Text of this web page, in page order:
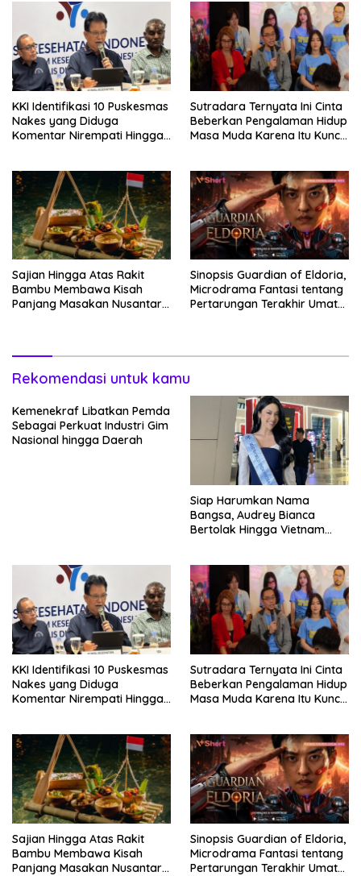
KKI Identifikasi 10 Puskesmas
Nakes yang Diduga
Komentar Nirempati Hingga
Sutradara Ternyata Ini Cinta
Beberkan Pengalaman Hidup
Masa Muda Karena Itu Kunci
Dua
Sajian Hingga Atas Rakit
Bambu Membawa Kisah
Panjang Masakan Nusantara
Sinopsis Guardian of Eldoria,
Microdrama Fantasi tentang
Pertarungan Terakhir Umat
Rekomendasi untuk kamu
Kemenekraf Libatkan Pemda
Sebagai Perkuat Industri Gim
Nasional hingga Daerah
Siap Harumkan Nama
Bangsa, Audrey Bianca
Bertolak Hingga Vietnam
KKI Identifikasi 10 Puskesmas
Nakes yang Diduga
Komentar Nirempati Hingga
Sutradara Ternyata Ini Cinta
Beberkan Pengalaman Hidup
Masa Muda Karena Itu Kunci
Dua
Sajian Hingga Atas Rakit
Bambu Membawa Kisah
Panjang Masakan Nusantara
Sinopsis Guardian of Eldoria,
Microdrama Fantasi tentang
Pertarungan Terakhir Umat